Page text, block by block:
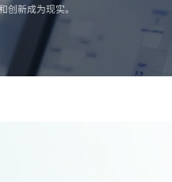
新成为现实。